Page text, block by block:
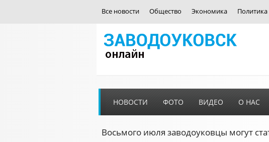
Все новости Общество Экономика Политика
НОВОСТИ ФОТО ВИДЕО О НАС
Восьмого июля заводоуковцы могут